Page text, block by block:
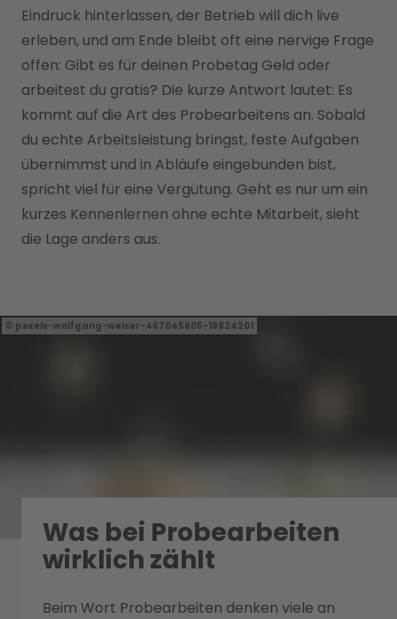
Eindruck hinterlassen, der Betrieb will dich live
erleben, und am Ende bleibt oft eine nervige Frage
offen: Gibt es für deinen Probetag Geld oder
arbeitest du gratis? Die kurze Antwort lautet: Es
kommt auf die Art des Probearbeitens an. Sobald
du echte Arbeitsleistung bringst, feste Aufgaben
übernimmst und in Abläufe eingebunden bist,
spricht viel für eine Vergütung. Geht es nur um ein
kurzes Kennenlernen ohne echte Mitarbeit, sieht
die Lage anders aus.
pexels-wolfgang-weiser-467045605-19824201
Was bei Probearbeiten
wirklich zählt
Beim Wort Probearbeiten denken viele an